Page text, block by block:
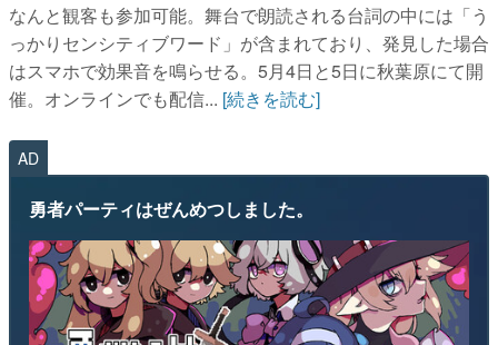
なんと観客も参加可能。舞台で朗読される台詞の中には「う
っかりセンシティブワード」が含まれており、発見した場合
はスマホで効果音を鳴らせる。5月4日と5日に秋葉原にて開
催。オンラインでも配信... [続きを読む]
AD
勇者パーティはぜんめつしました。